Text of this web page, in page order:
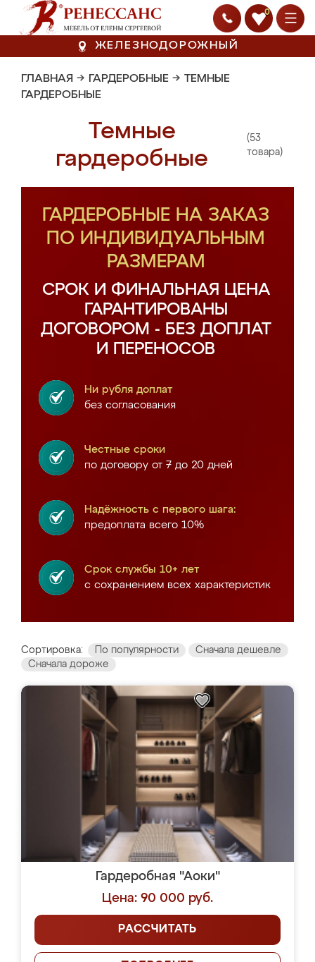
0
ЖЕЛЕЗНОДОРОЖНЫЙ
ГЛАВНАЯ → ГАРДЕРОБНЫЕ → ТЕМНЫЕ
ГАРДЕРОБНЫЕ
Темные
гардеробные
(53
товара)
ГАРДЕРОБНЫЕ НА ЗАКАЗ
ПО ИНДИВИДУАЛЬНЫМ
РАЗМЕРАМ
СРОК И ФИНАЛЬНАЯ ЦЕНА
ГАРАНТИРОВАНЫ
ДОГОВОРОМ - БЕЗ ДОПЛАТ
И ПЕРЕНОСОВ
Ни рубля доплат
без согласования
Честные сроки
по договору от 7 до 20 дней
Надёжность с первого шага:
предоплата всего 10%
Срок службы 10+ лет
с сохранением всех характеристик
Сортировка: По популярности
Сначала дешевле
Сначала дороже
Гардеробная "Аоки"
Цена: 90 000 руб.
РАССЧИТАТЬ